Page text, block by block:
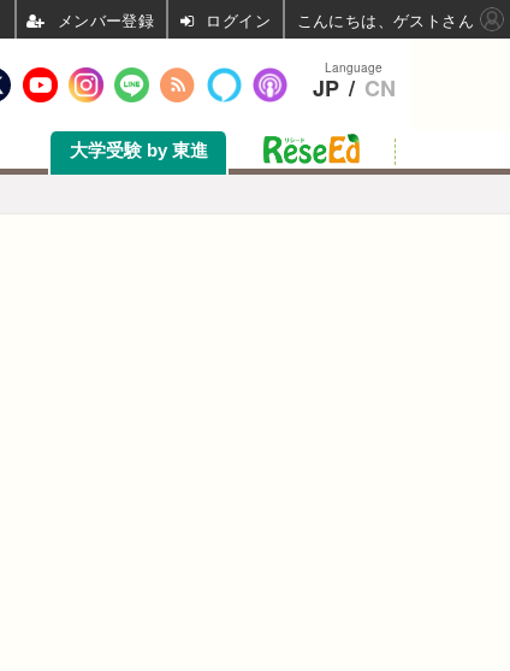
大学受験 by 東進
Language
JP / CN
ログイン こんにちは、ゲストさん